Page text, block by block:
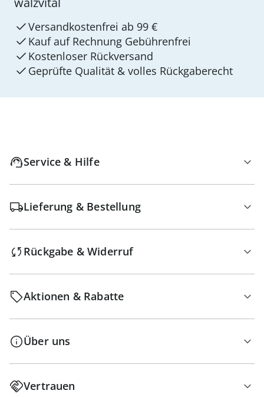
Versandkostenfrei ab 99 €
Kauf auf Rechnung Gebührenfrei
Kostenloser Rückversand
Geprüfte Qualität & volles Rückgaberecht
Service & Hilfe
Lieferung & Bestellung
Rückgabe & Widerruf
Aktionen & Rabatte
Über uns
Vertrauen